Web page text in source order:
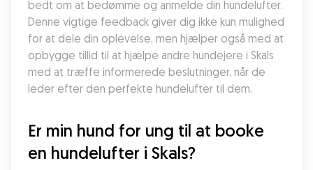
bedt om at bedømme og anmelde din hundelufter.
Denne vigtige feedback giver dig ikke kun mulighed
for at dele din oplevelse, men hjælper også med at
opbygge tillid til at hjælpe andre hundejere i Skals
med at træffe informerede beslutninger, når de
leder efter den perfekte hundelufter til dem.
Er min hund for ung til at booke
en hundelufter i Skals?